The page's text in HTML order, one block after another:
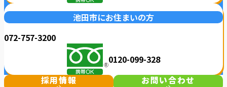
池田市にお住まいの方
072-757-3200
0120-099-328
採用情報
お問い合わせ